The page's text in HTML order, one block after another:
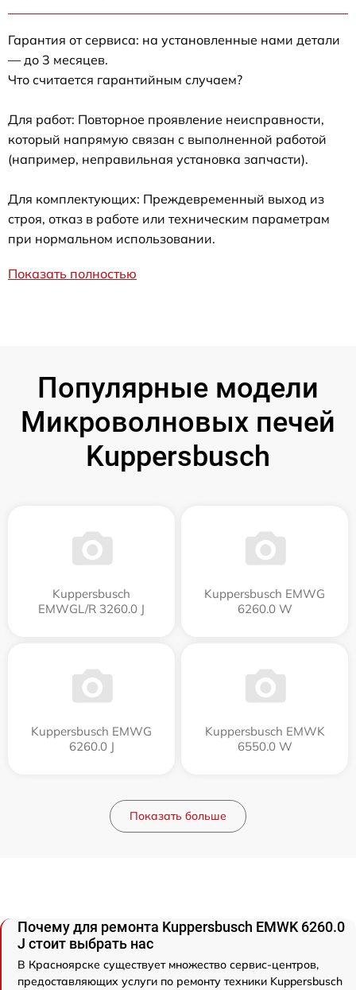
Гарантия от сервиса: на установленные нами детали
— до 3 месяцев.
Что считается гарантийным случаем?
Для работ: Повторное проявление неисправности,
который напрямую связан с выполненной работой
(например, неправильная установка запчасти).
Для комплектующих: Преждевременный выход из
строя, отказ в работе или техническим параметрам
при нормальном использовании.
Показать полностью
Популярные модели
Микроволновых печей
Kuppersbusch
Kuppersbusch
EMWGL/R 3260.0 J
Kuppersbusch EMWG
6260.0 W
Kuppersbusch EMWG
6260.0 J
Kuppersbusch EMWK
6550.0 W
Показать больше
Почему для ремонта Kuppersbusch EMWK 6260.0
J стоит выбрать нас
В Красноярске существует множество сервис-центров,
предоставляющих услуги по ремонту техники Kuppersbusch